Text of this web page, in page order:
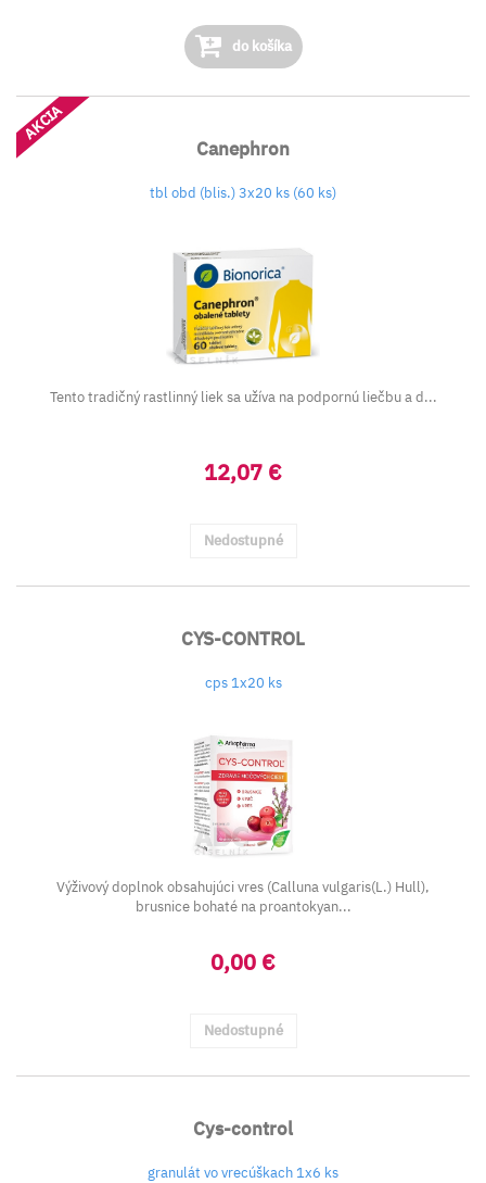
do košíka
Canephron
tbl obd (blis.) 3x20 ks (60 ks)
AKCIA
Tento tradičný rastlinný liek sa užíva na podpornú liečbu a d...
12,07 €
Nedostupné
CYS-CONTROL
cps 1x20 ks
Výživový doplnok obsahujúci vres (Calluna vulgaris(L.) Hull),
brusnice bohaté na proantokyan...
0,00 €
Nedostupné
Cys-control
granulát vo vrecúškach 1x6 ks